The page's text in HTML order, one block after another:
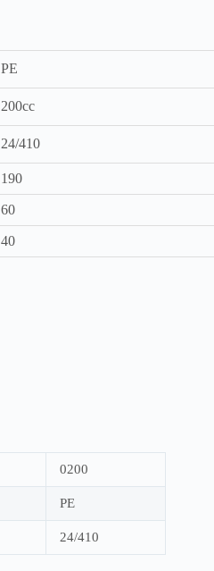
PE
200cc
24/410
190
60
40
0200
PE
24/410